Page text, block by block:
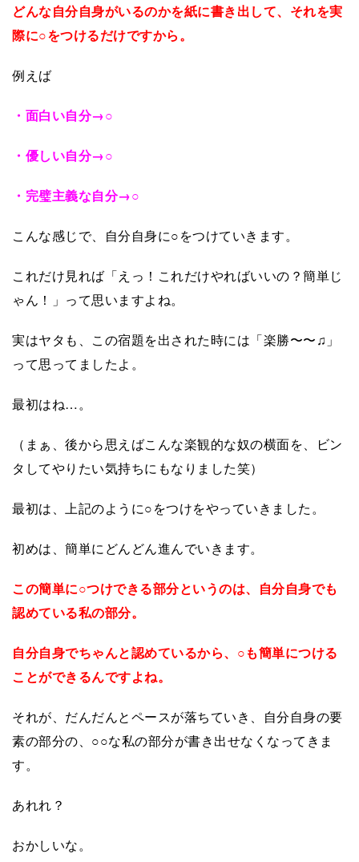
どんな自分自身がいるのかを紙に書き出して、それを実
際に○をつけるだけですから。
例えば
・面白い自分→○
・優しい自分→○
・完璧主義な自分→○
こんな感じで、自分自身に○をつけていきます。
これだけ見れば「えっ！これだけやればいいの？簡単じ
ゃん！」って思いますよね。
実はヤタも、この宿題を出された時には「楽勝〜〜♫」
って思ってましたよ。
最初はね…。
（まぁ、後から思えばこんな楽観的な奴の横面を、ビン
タしてやりたい気持ちにもなりました笑）
最初は、上記のように○をつけをやっていきました。
初めは、簡単にどんどん進んでいきます。
この簡単に○つけできる部分というのは、自分自身でも
認めている私の部分。
自分自身でちゃんと認めているから、 ○も簡単につける
ことができるんですよね。
それが、だんだんとペースが落ちていき、自分自身の要
素の部分の、 ○○な私の部分が書き出せなくなってきま
す。
あれれ？
おかしいな。